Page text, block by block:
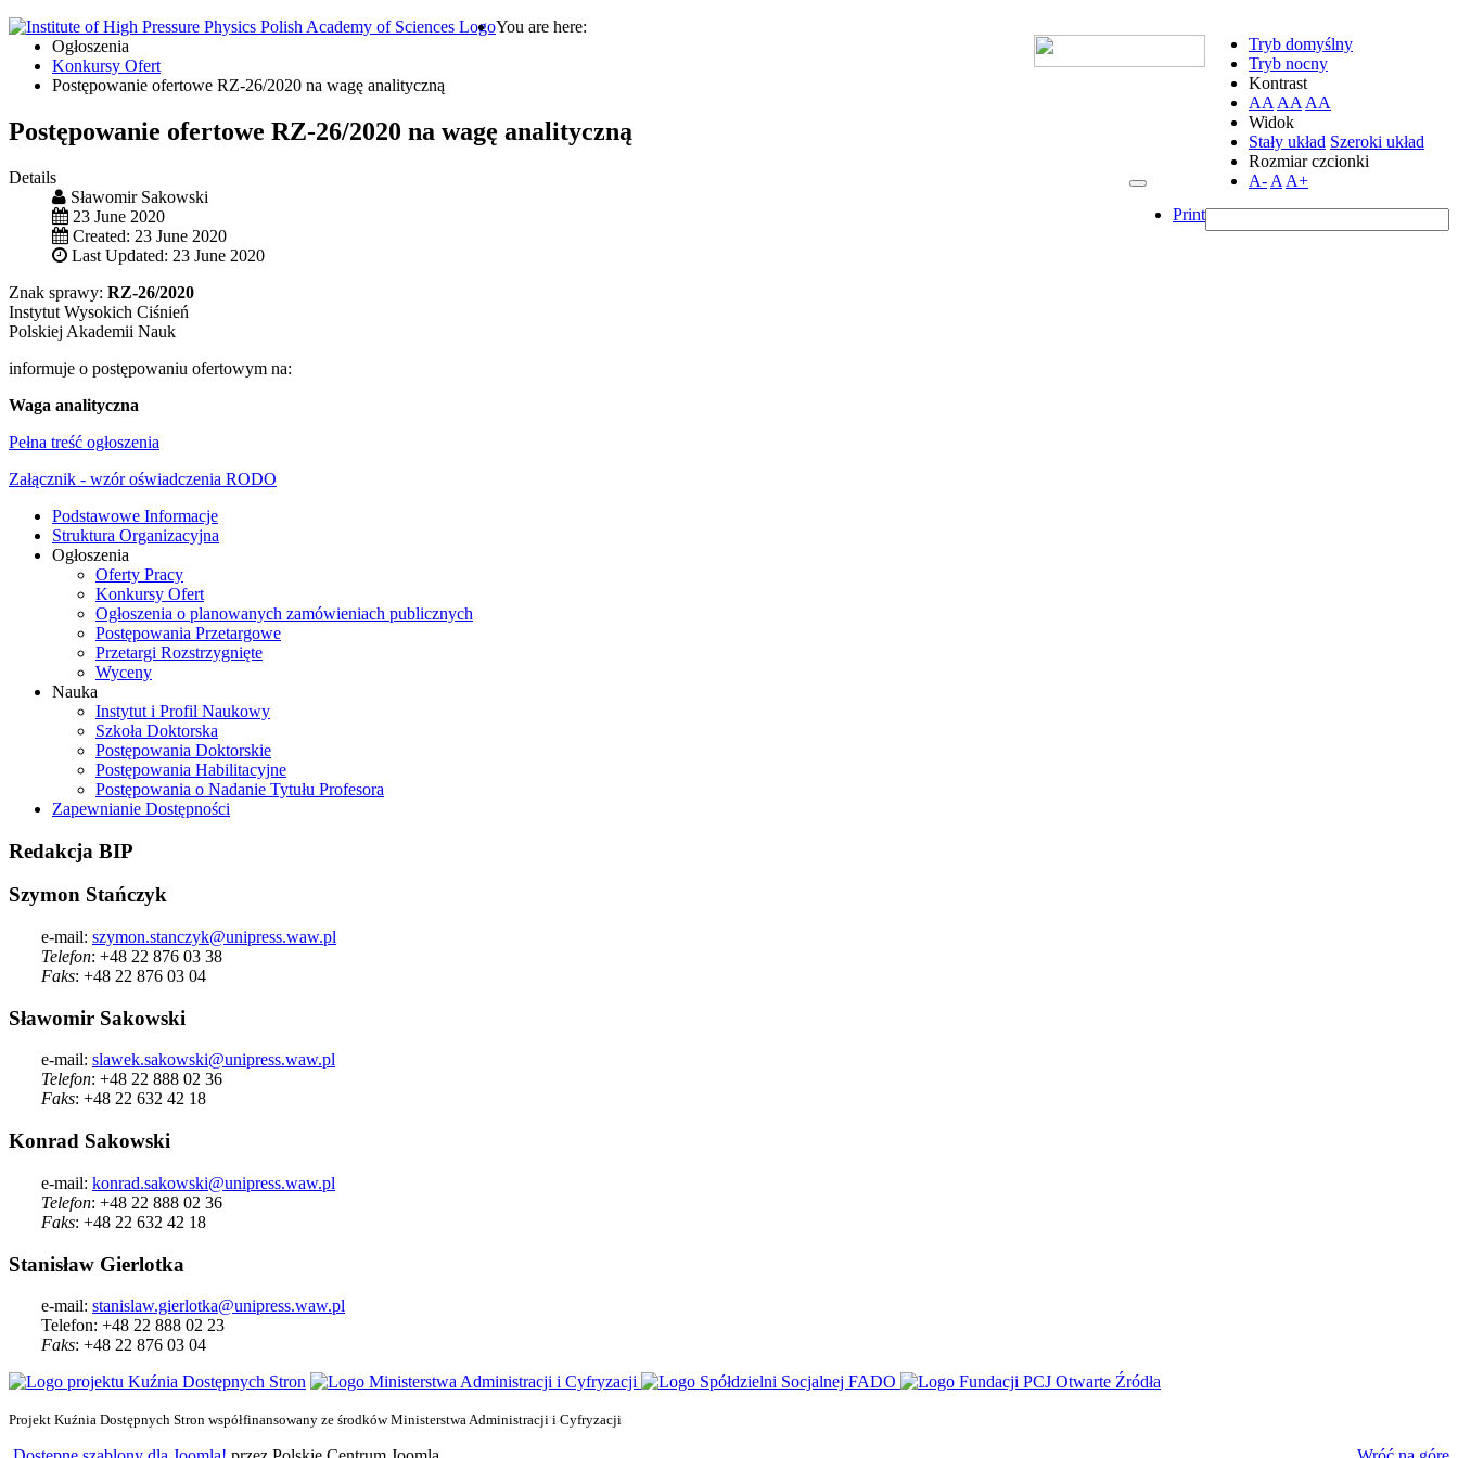
Tryb domyślny
Tryb nocny
Kontrast
AA AA AA
Widok
Stały układ Szeroki układ
Rozmiar czcionki
A- A A+
You are here:
Ogłoszenia
Konkursy Ofert
Postępowanie ofertowe RZ-26/2020 na wagę analityczną
Postępowanie ofertowe RZ-26/2020 na wagę analityczną
Print
Details
Sławomir Sakowski
23 June 2020
Created: 23 June 2020
Last Updated: 23 June 2020
Znak sprawy: RZ-26/2020
Instytut Wysokich Ciśnień
Polskiej Akademii Nauk
informuje o postępowaniu ofertowym na:
Waga analityczna
Pełna treść ogłoszenia
Załącznik - wzór oświadczenia RODO
Podstawowe Informacje
Struktura Organizacyjna
Ogłoszenia
Oferty Pracy
Konkursy Ofert
Ogłoszenia o planowanych zamówieniach publicznych
Postępowania Przetargowe
Przetargi Rozstrzygnięte
Wyceny
Nauka
Instytut i Profil Naukowy
Szkoła Doktorska
Postępowania Doktorskie
Postępowania Habilitacyjne
Postępowania o Nadanie Tytułu Profesora
Zapewnianie Dostępności
Redakcja BIP
Szymon Stańczyk
e-mail: szymon.stanczyk@unipress.waw.pl
Telefon: +48 22 876 03 38
Faks: +48 22 876 03 04
Sławomir Sakowski
e-mail: slawek.sakowski@unipress.waw.pl
Telefon: +48 22 888 02 36
Faks: +48 22 632 42 18
Konrad Sakowski
e-mail: konrad.sakowski@unipress.waw.pl
Telefon: +48 22 888 02 36
Faks: +48 22 632 42 18
Stanisław Gierlotka
e-mail: stanislaw.gierlotka@unipress.waw.pl
Telefon: +48 22 888 02 23
Faks: +48 22 876 03 04
Projekt Kuźnia Dostępnych Stron współfinansowany ze środków Ministerstwa Administracji i Cyfryzacji